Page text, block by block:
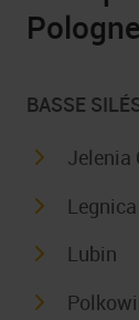
BASSE
Jelenia
Legnica
Lubin